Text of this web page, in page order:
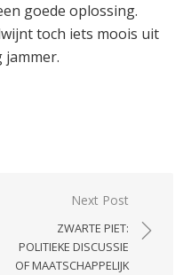
goede oplossing.
toch iets moois uit
jammer.
Next Post
ZWARTE PIET:
POLITIEKE DISCUSSIE
OF MAATSCHAPPELIJK